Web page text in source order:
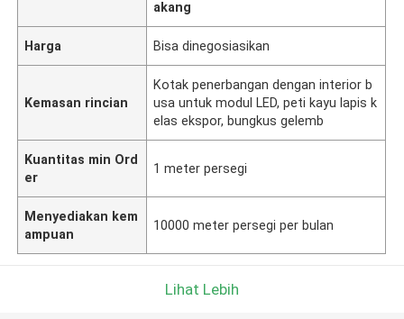
akang
Harga Bisa dinegosiasikan
Kemasan rincian
Kotak penerbangan dengan interior b
usa untuk modul LED, peti kayu lapis k
elas ekspor, bungkus gelemb
Kuantitas min Ord
er
1 meter persegi
Menyediakan kem
ampuan
10000 meter persegi per bulan
Lihat Lebih